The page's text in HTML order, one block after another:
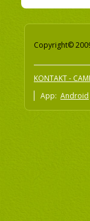
Copyright©
KONTAKT -
App: Android